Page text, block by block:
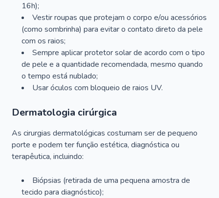
16h);
Vestir roupas que protejam o corpo e/ou acessórios
(como sombrinha) para evitar o contato direto da pele
com os raios;
Sempre aplicar protetor solar de acordo com o tipo
de pele e a quantidade recomendada, mesmo quando
o tempo está nublado;
Usar óculos com bloqueio de raios UV.
Dermatologia cirúrgica
As cirurgias dermatológicas costumam ser de pequeno
porte e podem ter função estética, diagnóstica ou
terapêutica, incluindo:
Biópsias (retirada de uma pequena amostra de
tecido para diagnóstico);